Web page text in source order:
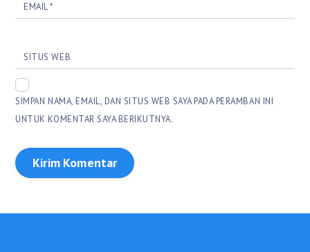
EMAIL*
SITUS WEB
SIMPAN NAMA, EMAIL, DAN SITUS WEB SAYA PADA PERAMBAN INI
UNTUK KOMENTAR SAYA BERIKUTNYA.